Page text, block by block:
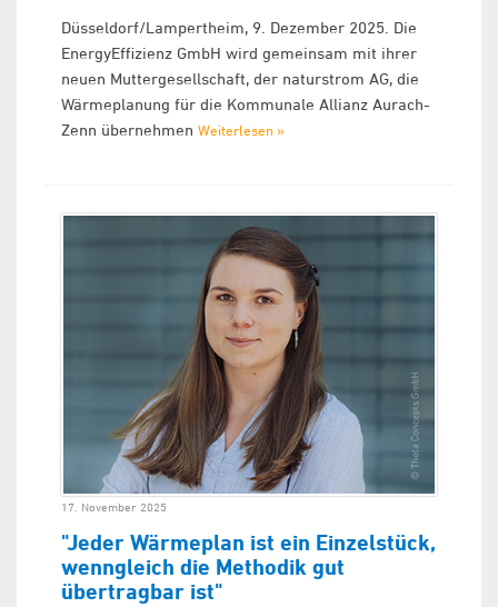
Düsseldorf/Lampertheim, 9. Dezember 2025. Die
EnergyEffizienz GmbH wird gemeinsam mit ihrer
neuen Muttergesellschaft, der naturstrom AG, die
Wärmeplanung für die Kommunale Allianz Aurach-
Zenn übernehmen Weiterlesen »
17. November 2025
"Jeder Wärmeplan ist ein Einzelstück,
wenngleich die Methodik gut
übertragbar ist"